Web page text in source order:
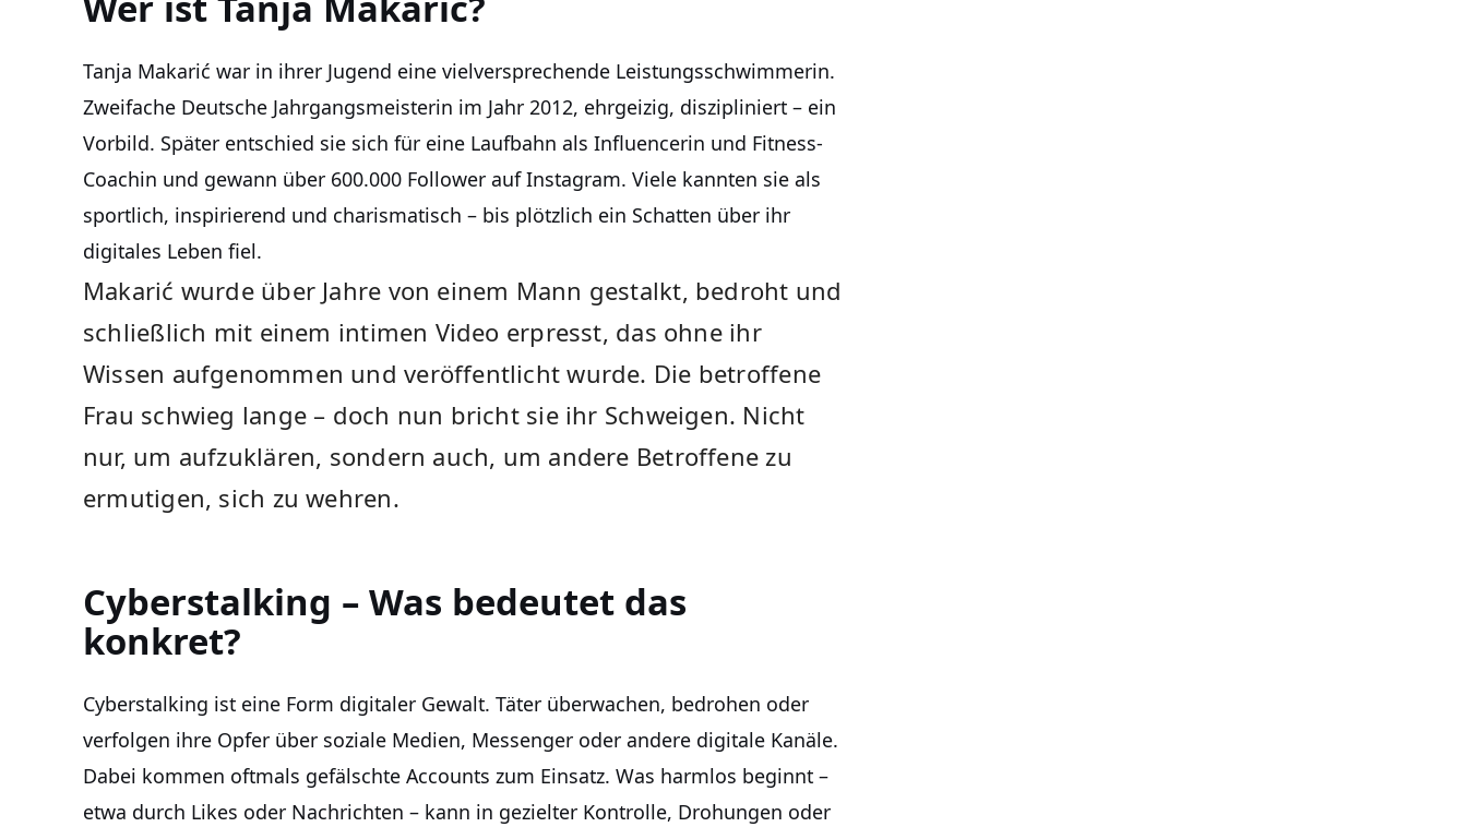
Tanja Makarić war in ihrer Jugend eine vielversprechende Leistungsschwimmerin.
Zweifache Deutsche Jahrgangsmeisterin im Jahr 2012, ehrgeizig, diszipliniert – ein
Vorbild. Später entschied sie sich für eine Laufbahn als Influencerin und Fitness-
Coachin und gewann über 600.000 Follower auf Instagram. Viele kannten sie als
sportlich, inspirierend und charismatisch – bis plötzlich ein Schatten über ihr
digitales Leben fiel.
Makarić wurde über Jahre von einem Mann gestalkt, bedroht und
schließlich mit einem intimen Video erpresst, das ohne ihr
Wissen aufgenommen und veröffentlicht wurde. Die betroffene
Frau schwieg lange – doch nun bricht sie ihr Schweigen. Nicht
nur, um aufzuklären, sondern auch, um andere Betroffene zu
ermutigen, sich zu wehren.
Cyberstalking – Was bedeutet das
konkret?
Cyberstalking ist eine Form digitaler Gewalt. Täter überwachen, bedrohen oder
verfolgen ihre Opfer über soziale Medien, Messenger oder andere digitale Kanäle.
Dabei kommen oftmals gefälschte Accounts zum Einsatz. Was harmlos beginnt –
etwa durch Likes oder Nachrichten – kann in gezielter Kontrolle, Drohungen oder